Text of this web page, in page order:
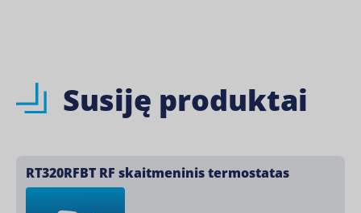
Susiję produktai
RT320RFBT RF skaitmeninis termostatas